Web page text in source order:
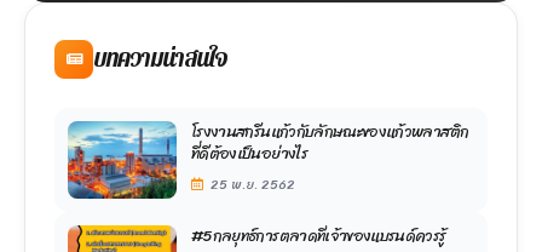
บทความน่าสนใจ
โรงงานสกรีนแก้วกับลักษณะของแก้วพลาสติก
ที่ดีต้องเป็นอย่างไร
25 พ.ย. 2562
#5กลยุทธ์การตลาดที่เจ้าของแบรนด์ควรรู้